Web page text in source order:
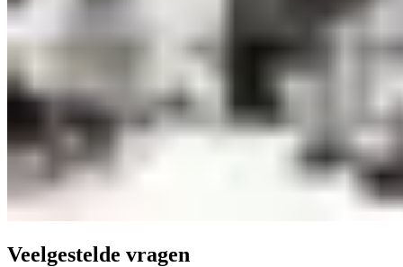
Veelgestelde vragen